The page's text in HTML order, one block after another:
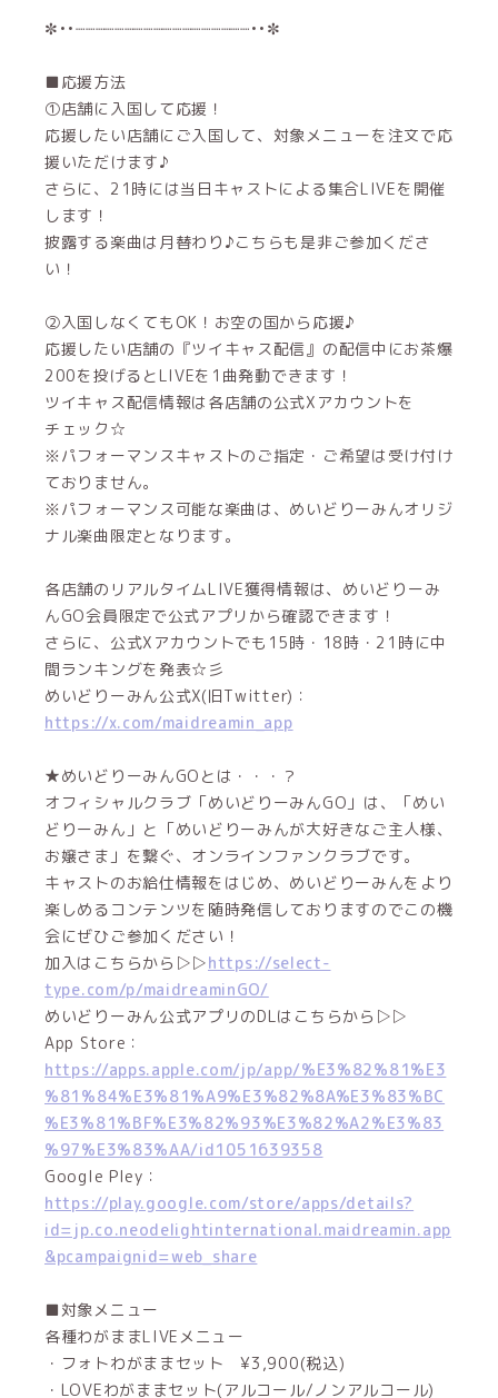
✼••┈┈┈┈┈┈┈┈┈┈┈┈┈┈┈┈┈┈••✼
■応援方法
①店舗に入国して応援！
応援したい店舗にご入国して、対象メニューを注文で応
援いただけます♪
さらに、21時には当日キャストによる集合LIVEを開催
します！
披露する楽曲は月替わり♪こちらも是非ご参加くださ
い！
②入国しなくてもOK！お空の国から応援♪
応援したい店舗の『ツイキャス配信』の配信中にお茶爆
200を投げるとLIVEを1曲発動できます！
ツイキャス配信情報は各店舗の公式Xアカウントを
チェック☆
※パフォーマンスキャストのご指定・ご希望は受け付け
ておりません。
※パフォーマンス可能な楽曲は、めいどりーみんオリジ
ナル楽曲限定となります。
各店舗のリアルタイムLIVE獲得情報は、めいどりーみ
んGO会員限定で公式アプリから確認できます！
さらに、公式Xアカウントでも15時・18時・21時に中
間ランキングを発表☆彡
めいどりーみん公式X(旧Twitter)：
https://x.com/maidreamin_app
★めいどりーみんGOとは・・・？
オフィシャルクラブ「めいどりーみんGO」は、「めい
どりーみん」と「めいどりーみんが大好きなご主人様、
お嬢さま」を繋ぐ、オンラインファンクラブです。
キャストのお給仕情報をはじめ、めいどりーみんをより
楽しめるコンテンツを随時発信しておりますのでこの機
会にぜひご参加ください！
加入はこちらから▷▷https://select-
type.com/p/maidreaminGO/
めいどりーみん公式アプリのDLはこちらから▷▷
App Store：
https://apps.apple.com/jp/app/%E3%82%81%E3
%81%84%E3%81%A9%E3%82%8A%E3%83%BC
%E3%81%BF%E3%82%93%E3%82%A2%E3%83
%97%E3%83%AA/id1051639358
Google Pley：
https://play.google.com/store/apps/details?
id=jp.co.neodelightinternational.maidreamin.app
&pcampaignid=web_share
■対象メニュー
各種わがままLIVEメニュー
・フォトわがままセット ¥3,900(税込)
・LOVEわがままセット(アルコール/ノンアルコール)